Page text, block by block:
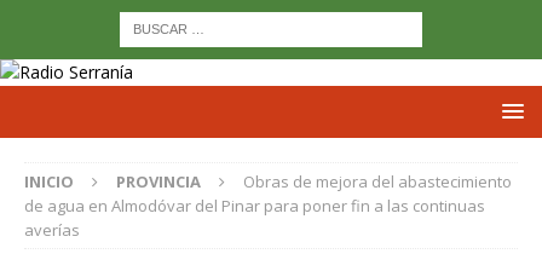
INICIO PROVINCIA
Obras de mejora del abastecimiento
de agua en Almodóvar del Pinar para poner fin a las continuas
averías